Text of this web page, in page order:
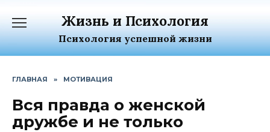
содержанию
Жизнь и Психология
Психология успешной жизни
ГЛАВНАЯ » МОТИВАЦИЯ
Вся правда о женской
дружбе и не только